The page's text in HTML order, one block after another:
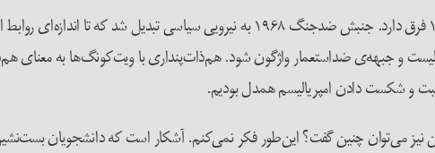
از این منظر، امروزه اوضاع با سال ۱۹۶۸ فرق دارد. جنبش ضدجنگ ۱۹۶۸
و جبهه‌ی ضداستعمار واژگون شود. هم‌ذات‌پنداری با ویت‌کونگ‌ها به معنای
و شکست دادن امپریالیسم همدل بودیم.
می‌توان چنین گفت؟ این‌طور فکر نمی‌کنم. آشکار است که دانشجویان